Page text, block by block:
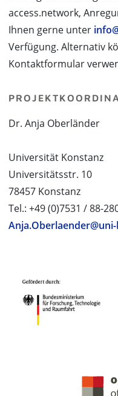
access.network,
Ihnen gerne unter
Verfügung. Alternativ
Kontaktformular
Dr. Anja Oberländer
Universität Konstanz
Universitätsstr. 10
78457 Konstanz
Tel.: +49 (0)7531 / 88-